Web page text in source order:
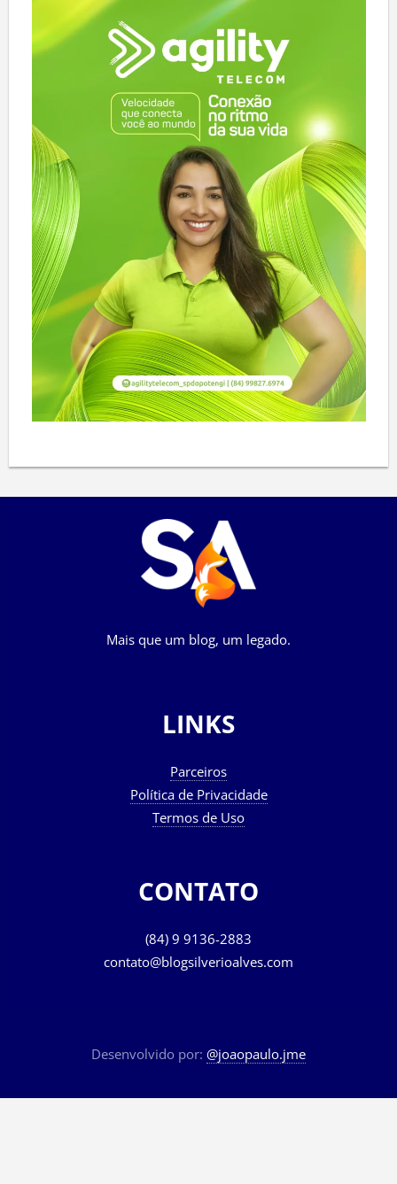
Mais que um blog, um legado.
LINKS
Parceiros
Política de Privacidade
Termos de Uso
CONTATO
(84) 9 9136-2883
contato@blogsilverioalves.com
Desenvolvido por: @joaopaulo.jme